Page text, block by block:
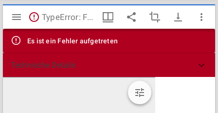
Mirador
Viewer
TypeError: Failed to fetch
Es ist ein Fehler aufgetreten
Technische Details